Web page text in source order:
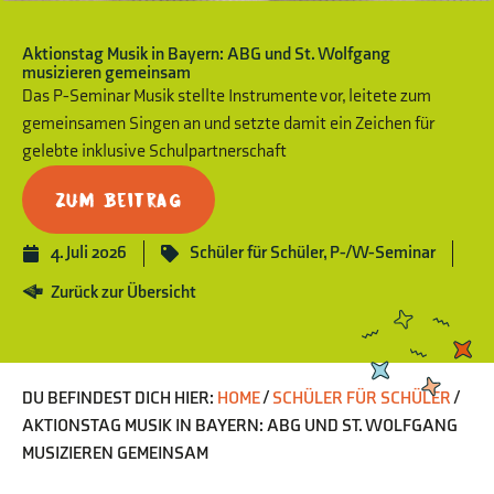
Aktionstag Musik in Bayern: ABG und St. Wolfgang
musizieren gemeinsam
Das P-Seminar Musik stellte Instrumente vor, leitete zum
gemeinsamen Singen an und setzte damit ein Zeichen für
gelebte inklusive Schulpartnerschaft
Zum Beitrag
4. Juli 2026 Schüler für Schüler, P-/W-Seminar
Zurück zur Übersicht
DU BEFINDEST DICH HIER: HOME/ SCHÜLER FÜR SCHÜLER/
AKTIONSTAG MUSIK IN BAYERN: ABG UND ST. WOLFGANG
MUSIZIEREN GEMEINSAM